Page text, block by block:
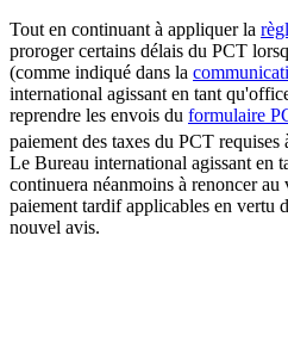
Tout en continuant à appliquer la
proroger certains délais du PCT
(comme indiqué dans la
international agissant en tant
reprendre les envois du formulaire
paiement des taxes du PCT requises
Le Bureau international agissant en
continuera néanmoins à renoncer au
paiement tardif applicables en vertu
nouvel avis.